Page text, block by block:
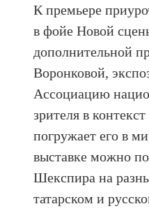
К премьере
в фойе Новой
дополнительной
Воронковой,
Ассоциацию
зрителя в
погружает его в
выставке можно
Шекспира на
татарском и